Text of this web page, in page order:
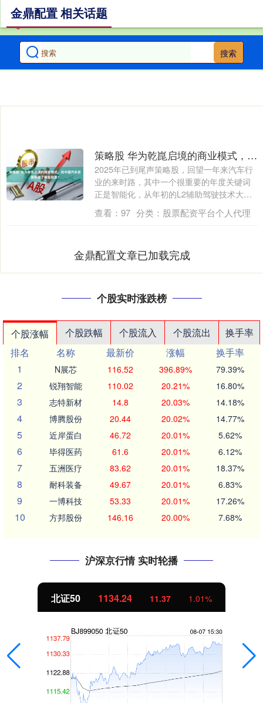
搜索
金鼎配置 相关话题
策略股 华为乾崑启境的商业模式，给中国汽车发展带来了哪些启发？
2025年已到尾声策略股，回望一年来汽车行
业的来时路，其中一个很重要的年度关键词
正是智能化，从年初的L2辅助驾驶技术大
规....
查看： 97 分类： 股票配资平台个人代理
金鼎配置文章已加载完成
个股实时涨跌榜
个股涨幅 个股跌幅 个股流入 个股流出
换手率
排名
名称 最新价 涨幅
换手率
1
N展芯 116.52 396.89% 79.39%
2 锐翔智能 110.02 20.21% 16.80%
3 志特新材 14.8 20.03% 14.18%
4 博腾股份 20.44 20.02% 14.77%
5 近岸蛋白 46.72 20.01% 5.62%
6 毕得医药 61.6 20.01% 6.12%
7 五洲医疗 83.62 20.01% 18.37%
8 耐科装备 49.67 20.01% 6.83%
9 一博科技 53.33 20.01% 17.26%
10 方邦股份 146.16 20.00% 7.68%
沪深京行情 实时轮播
北证50 1134.24 11.37 1.01%